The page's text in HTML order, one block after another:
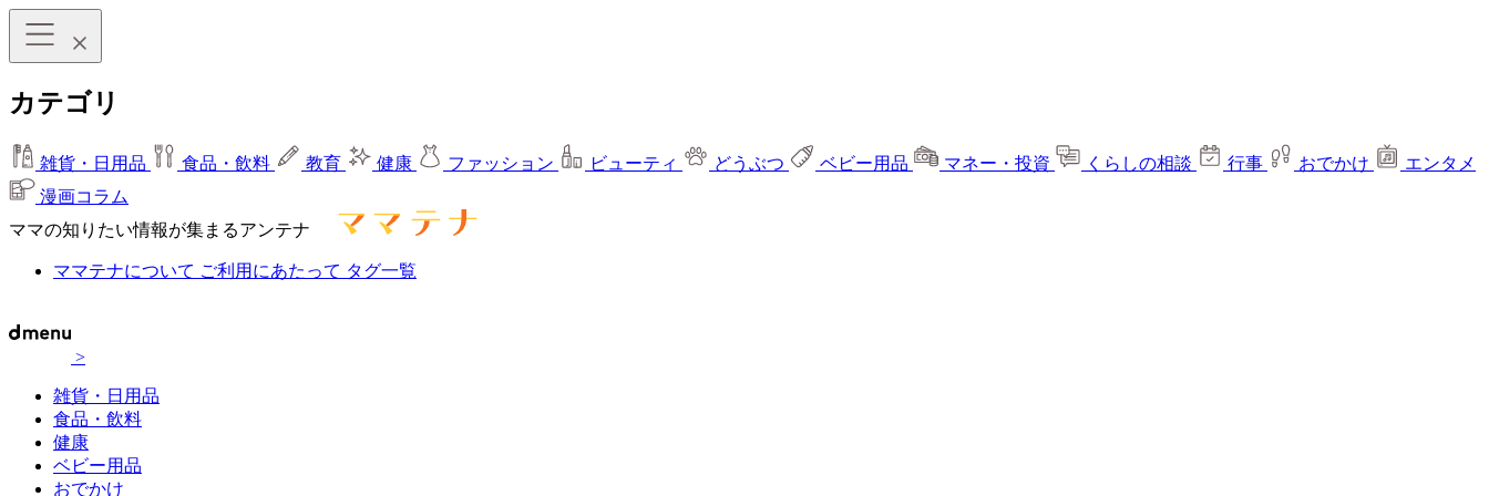
カテゴリ
雑貨・日用品 食品・飲料 教育 健康 ファッション ビューティ どうぶつ ベビー用品 マネー・投資 くらしの相談 行事 おでかけ
エンタメ
漫画コラム
ママの知りたい情報が集まるアンテナ
ママテナについて ご利用にあたって タグ一覧
>
雑貨・日用品
食品・飲料
健康
ベビー用品
おでかけ